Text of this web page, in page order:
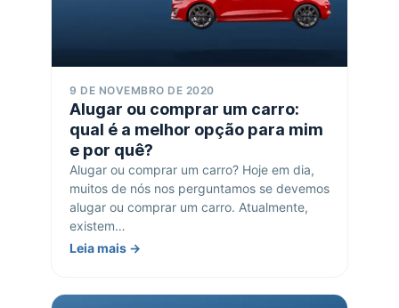
9 DE NOVEMBRO DE 2020
Alugar ou comprar um carro:
qual é a melhor opção para mim
e por quê?
Alugar ou comprar um carro? Hoje em dia,
muitos de nós nos perguntamos se devemos
alugar ou comprar um carro. Atualmente,
existem…
Leia mais →